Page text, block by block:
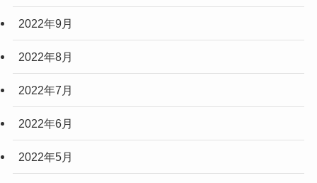
2022年9月
2022年8月
2022年7月
2022年6月
2022年5月